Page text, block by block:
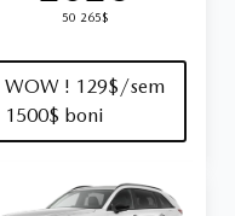
50 265$
WOW ! 129$/sem
1500$ boni